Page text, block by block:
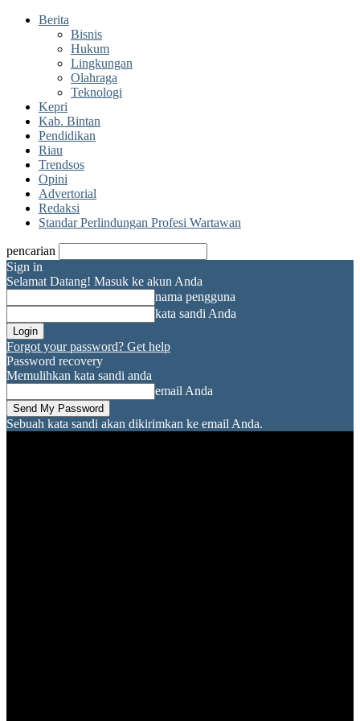
Berita
Bisnis
Hukum
Lingkungan
Olahraga
Teknologi
Kepri
Kab. Bintan
Pendidikan
Riau
Trendsos
Opini
Advertorial
Redaksi
Standar Perlindungan Profesi Wartawan
pencarian
Sign in
Selamat Datang! Masuk ke akun Anda
nama pengguna
kata sandi Anda
Forgot your password? Get help
Password recovery
Memulihkan kata sandi anda
email Anda
Sebuah kata sandi akan dikirimkan ke email Anda.